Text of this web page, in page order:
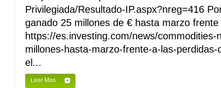
Privilegiada/Resultado-IP.aspx?nreg=416
ganado 25 millones de € hasta marzo
https://es.investing.com/news/commodities-
millones-hasta-marzo-frente-a-las-
el...
Leer Mas